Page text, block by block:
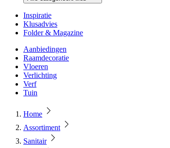
Inspiratie
Klusadvies
Folder & Magazine
Aanbiedingen
Raamdecoratie
Vloeren
Verlichting
Verf
Tuin
Home
Assortiment
Sanitair